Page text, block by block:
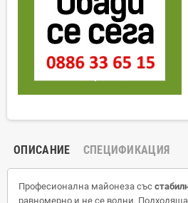
ОПИСАНИЕ СПЕЦИФИКАЦИЯ
Професионална майонеза със
равномерно и не се водни.